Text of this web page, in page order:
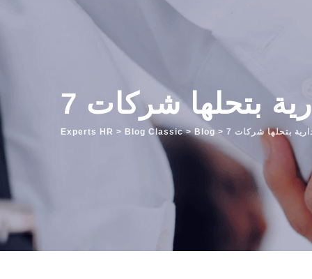
Experts HR > Blog Classic>Blog >